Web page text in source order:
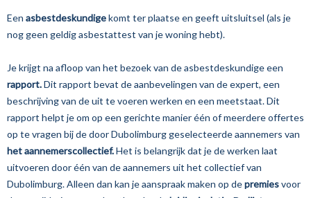
Een asbestdeskundigekomt ter plaatse en geeft uitsluitsel (als je
nog geen geldig asbestattest van je woning hebt).
Je krijgt na afloop van het bezoek van de asbestdeskundige een
rapport.Dit rapport bevat de aanbevelingen van de expert, een
beschrijving van de uit te voeren werken en een meetstaat. Dit
rapport helpt je om op een gerichte manier één of meerdere offertes
op te vragen bij de door Dubolimburg geselecteerde aannemers van
het aannemerscollectief.Het is belangrijk dat je de werken laat
uitvoeren door één van de aannemers uit het collectief van
Dubolimburg. Alleen dan kan je aanspraak maken op depremiesvoor